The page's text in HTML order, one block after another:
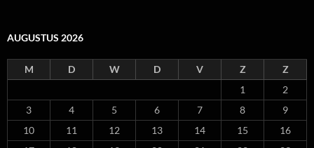
AUGUSTUS 2026
M D W D V Z
Z
1
2
3
4 5 6 7 8
9
10
11 12 13 14 15
16